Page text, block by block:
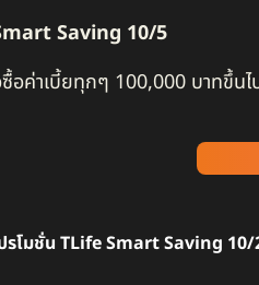
Saving 10/5
ซื้อค่าเบี้ยทุกๆ 100,000 บาทขึ้
รโมชั่น TLife Smart Saving 10/